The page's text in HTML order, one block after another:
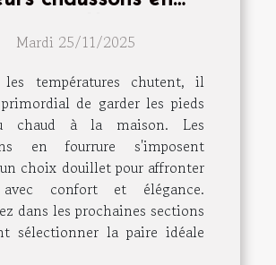
Mardi 25/11/2025
les températures chutent, il
de garder les pieds
chaud à la maison. Les
en fourrure s'imposent
choix douillet pour affronter
confort et élégance.
dans les prochaines sections
sélectionner la paire idéale